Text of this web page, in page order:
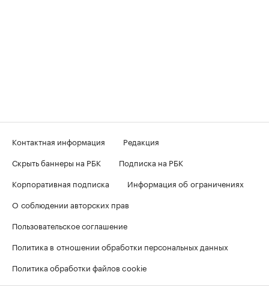
Контактная информация
Редакция
Скрыть баннеры на РБК
Подписка на РБК
Корпоративная подписка
Информация об ограничениях
О соблюдении авторских прав
Пользовательское соглашение
Политика в отношении обработки персональных данных
Политика обработки файлов cookie